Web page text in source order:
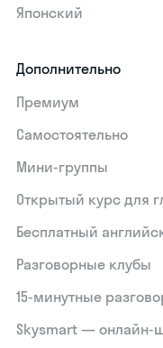
Японский
Дополнительно
Премиум
Самостоятельно
Мини-группы
Открытый курс для
Бесплатный
Разговорные клубы
15‑минутные
Skysmart — онлайн-